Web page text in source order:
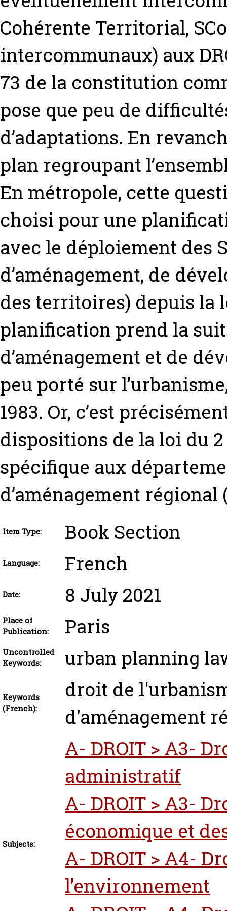
Cohérente Territorial,
intercommunaux) aux
73 de la constitution
pose que peu de
d’adaptations. En
plan regroupant
En métropole, cette
choisi pour une
avec le déploiement des
d’aménagement, de
des territoires) depuis la
planification prend la
d’aménagement et de
peu porté sur
1983. Or, c’est
dispositions de la loi du
spécifique aux
d’aménagement régional
Item Type: Book Section
Language: French
Date: 8 July 2021
Place of
Publication:
Paris
Uncontrolled
Keywords:
urban planning
Keywords
(French):
droit de
d'aménagement
Subjects:
A- DROIT > A3-
administratif
A- DROIT > A3-
économique et
A- DROIT > A4-
l’environnement